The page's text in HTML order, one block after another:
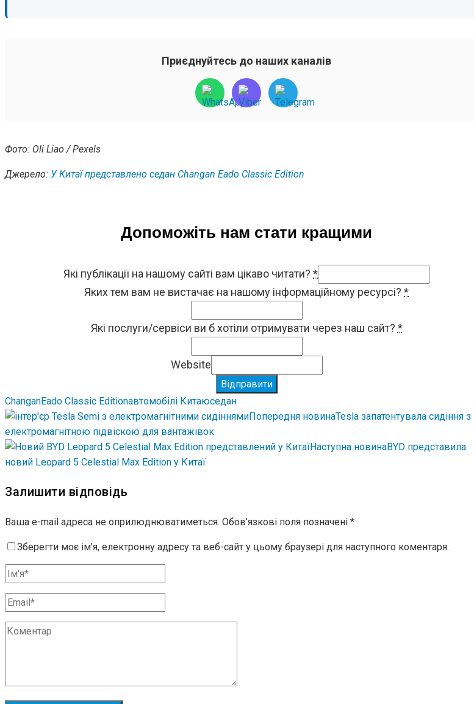
Приєднуйтесь до наших каналів
Фото: Oli Liao / Pexels
Джерело: У Китаї представлено седан Changan Eado Classic Edition
Допоможіть нам стати кращими
Які публікації на нашому сайті вам цікаво читати? *
Яких тем вам не вистачає на нашому інформаційному ресурсі? *
Які послуги/сервіси ви б хотіли отримувати через наш сайт? *
Website
Відправити
ChanganEado Classic Editionавтомобілі Китаюседан
Попередня новинаTesla запатентувала сидіння з
електромагнітною підвіскою для вантажівок
Наступна новинаBYD представила
новий Leopard 5 Celestial Max Edition у Китаї
Залишити відповідь
Ваша e-mail адреса не оприлюднюватиметься. Обов’язкові поля позначені *
Зберегти моє ім’я, електронну адресу та веб-сайт у цьому браузері для наступного коментаря.